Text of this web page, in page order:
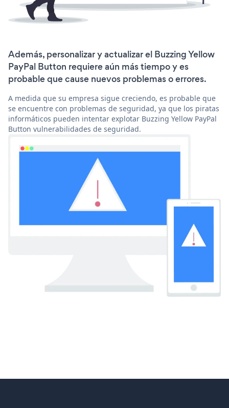
Además, personalizar y actualizar el Buzzing Yellow
PayPal Button requiere aún más tiempo y es
probable que cause nuevos problemas o errores.
A medida que su empresa sigue creciendo, es probable que
se encuentre con problemas de seguridad, ya que los piratas
informáticos pueden intentar explotar Buzzing Yellow PayPal
Button vulnerabilidades de seguridad.